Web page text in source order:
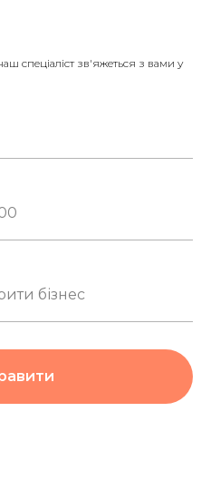
спеціаліст зв'яжеться з вами у